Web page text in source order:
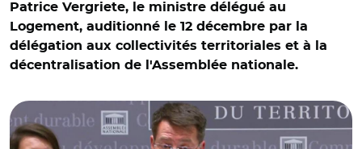
Patrice Vergriete, le ministre délégué au
Logement, auditionné le 12 décembre par la
délégation aux collectivités territoriales et à la
décentralisation de l'Assemblée nationale.
© Capture vidéo Assemblée nationale/Audition de Patrice
Vergriete devant la délégation aux collectivités
territoriales et à la décentralisation de l'Assemblée